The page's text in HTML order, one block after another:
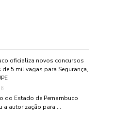
oficializa novos concursos
5 mil vagas para Segurança,
do Estado de Pernambuco
a autorização para …